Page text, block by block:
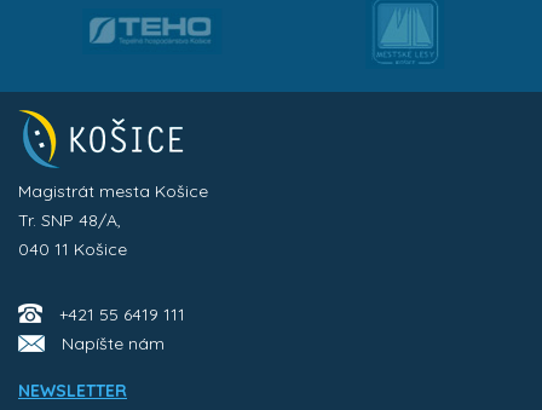
Magistrát mesta Košice
Tr. SNP 48/A,
040 11 Košice
+421 55 6419 111
Napíšte nám
NEWSLETTER